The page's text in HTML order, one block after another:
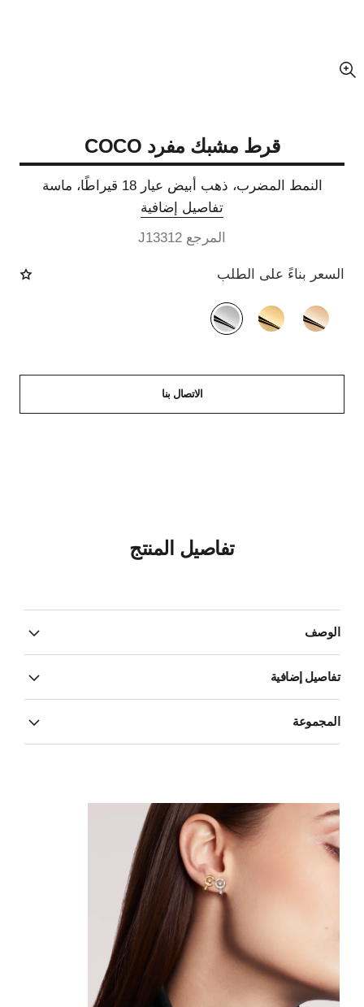
عرض مكبّر عن الصورة
قرط مشبك مفرد COCO
النمط المضرب، ذهب أبيض عيار 18 قيراطًا، ماسة
تفاصيل إضافية
المرجع J13312
السعر بناءً على الطلب
الصيغة البديلة(3)
الاتصال بنا
تفاصيل المنتج
الوصف
تفاصيل إضافية
المجموعة